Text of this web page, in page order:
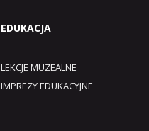
EDUKACJA
LEKCJE MUZEALNE
IMPREZY EDUKACYJNE